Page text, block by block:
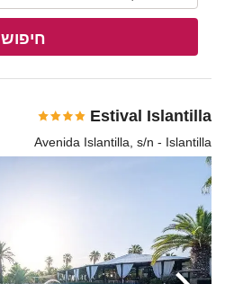
חיפוש
Estival Islantilla
Avenida Islantilla, s/n - Islantilla